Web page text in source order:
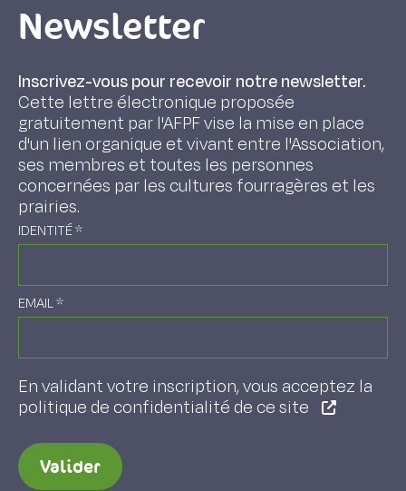
Newsletter
Inscrivez-vous pour recevoir notre newsletter.
Cette lettre électronique proposée
gratuitement par l'AFPF vise la mise en place
d'un lien organique et vivant entre l'Association,
ses membres et toutes les personnes
concernées par les cultures fourragères et les
prairies.
IDENTITÉ*
EMAIL*
En validant votre inscription, vous acceptez la
politique de confidentialité de ce site
Valider